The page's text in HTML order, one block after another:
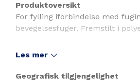
Produktoversikt
For fylling iforbindelse med
bevegelsesfuger. Fremstilt i
Les mer
Geografisk tilgjengelighet